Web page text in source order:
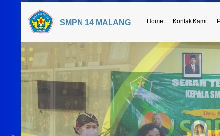
SMPN 14 MALANG Home Kontak Kami